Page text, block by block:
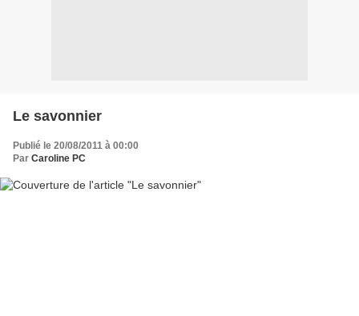
Le savonnier
Publié le 20/08/2011 à 00:00
Par Caroline PC